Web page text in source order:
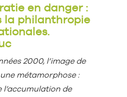
en danger :
la philanthropie
2000, l’image de
métamorphose :
l’accumulation de